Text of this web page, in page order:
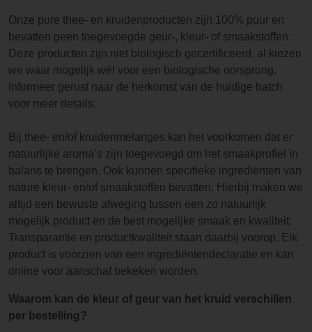
Onze pure thee- en kruidenproducten zijn 100% puur en
bevatten geen toegevoegde geur-, kleur- of smaakstoffen.
Deze producten zijn niet biologisch gecertificeerd, al kiezen
we waar mogelijk wél voor een biologische oorsprong.
Informeer gerust naar de herkomst van de huidige batch
voor meer details.
Bij thee- en/of kruidenmelanges kan het voorkomen dat er
natuurlijke aroma’s zijn toegevoegd om het smaakprofiel in
balans te brengen. Ook kunnen specifieke ingrediënten van
nature kleur- en/of smaakstoffen bevatten. Hierbij maken we
altijd een bewuste afweging tussen een zo natuurlijk
mogelijk product en de best mogelijke smaak en kwaliteit.
Transparantie en productkwaliteit staan daarbij voorop. Elk
product is voorzien van een ingrediëntendeclaratie en kan
online voor aanschaf bekeken worden.
Waarom kan de kleur of geur van het kruid verschillen
per bestelling?